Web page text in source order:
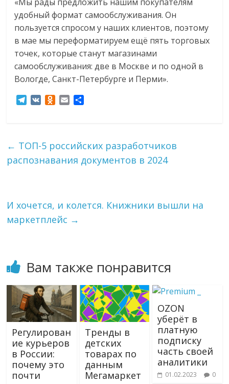
удобный формат самообслуживания. Он
пользуется спросом у наших клиентов, поэтому
в мае мы переформатируем ещё пять торговых
точек, которые станут магазинами
самообслуживания: две в Москве и по одной в
Вологде, Санкт-Петербурге и Перми».
T
g
r
a
O
l
a
i
в
и
← ТОП-5 российских разработчиков
распознавания документов в 2024
И хочется, и колется. Книжники вышли на
маркетплейс →
Вам также понравится
Регулирован
ие курьеров
в России:
почему это
почти
Тренды в
детских
товарах по
данным
Мегамаркет
OZON
уберёт в
платную
подписку
часть своей
аналитики
01.02.2023 0